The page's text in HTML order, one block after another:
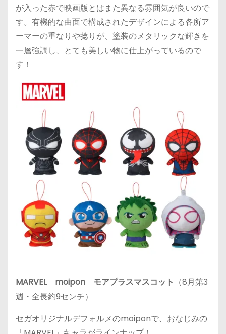
が入った赤で映画版とはまた異なる雰囲気が良いので
す。有機的な曲面で構成されたデザインによる各所ア
ーマーの重なりや捻りが、塗装のメタリックな輝きを
一層強調し、とても美しい物に仕上がっているので
す！
MARVEL moipon モアプラスマスコット （8月第3
週・全長約9センチ）
セガオリジナルデフォルメのmoiponで、おなじみの